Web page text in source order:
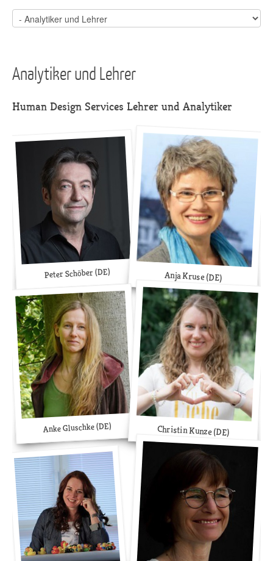
Analytiker und Lehrer
Human Design Services Lehrer und Analytiker
Peter Schöber (DE) Anja Kruse (DE)
Anke Gluschke (DE) Christin Kunze (DE)